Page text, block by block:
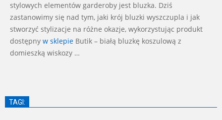
stylowych elementów garderoby jest bluzka. Dziś
zastanowimy się nad tym, jaki krój bluzki wyszczupla i jak
stworzyć stylizacje na różne okazje, wykorzystując produkt
dostępny w sklepie Butik – białą bluzkę koszulową z
domieszką wiskozy …
TAGI: